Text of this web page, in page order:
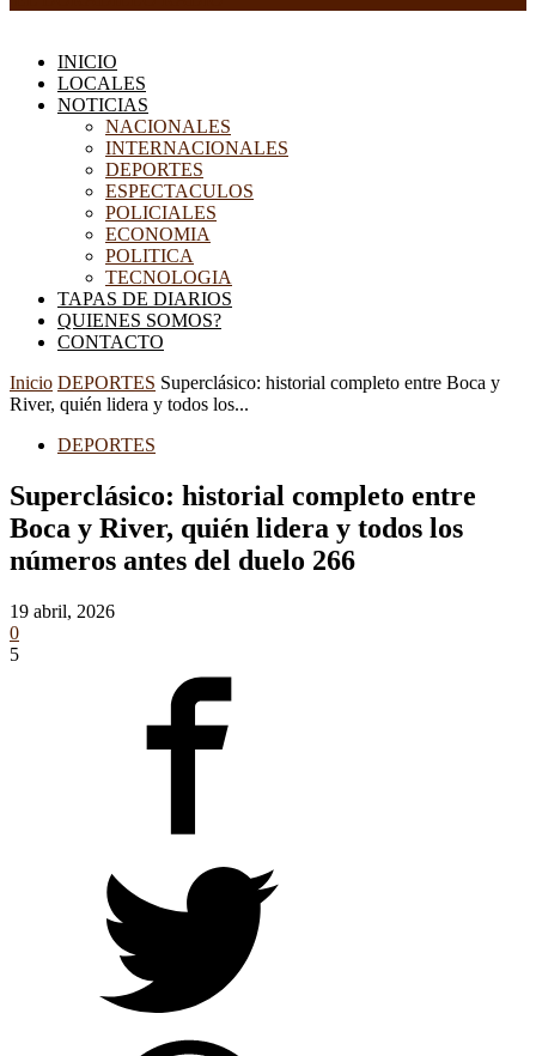
INICIO
LOCALES
NOTICIAS
NACIONALES
INTERNACIONALES
DEPORTES
ESPECTACULOS
POLICIALES
ECONOMIA
POLITICA
TECNOLOGIA
TAPAS DE DIARIOS
QUIENES SOMOS?
CONTACTO
Inicio DEPORTES Superclásico: historial completo entre Boca y
River, quién lidera y todos los...
DEPORTES
Superclásico: historial completo entre
Boca y River, quién lidera y todos los
números antes del duelo 266
19 abril, 2026
0
5